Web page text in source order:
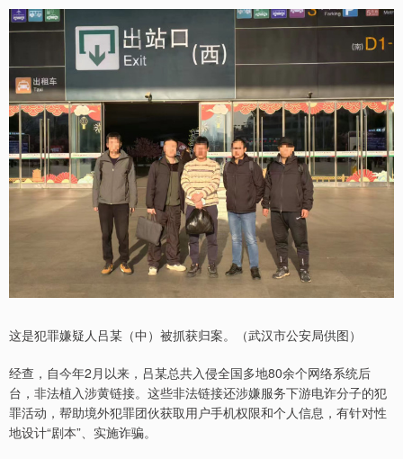
这是犯罪嫌疑人吕某（中）被抓获归案。（武汉市公安局供图）
经查，自今年2月以来，吕某总共入侵全国多地80余个网络系统后
台，非法植入涉黄链接。这些非法链接还涉嫌服务下游电诈分子的犯
罪活动，帮助境外犯罪团伙获取用户手机权限和个人信息，有针对性
地设计“剧本”、实施诈骗。